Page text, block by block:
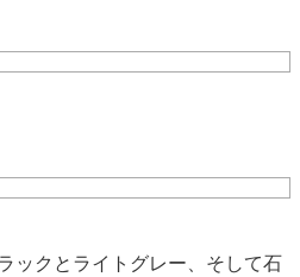
ックとライトグレー、そして石